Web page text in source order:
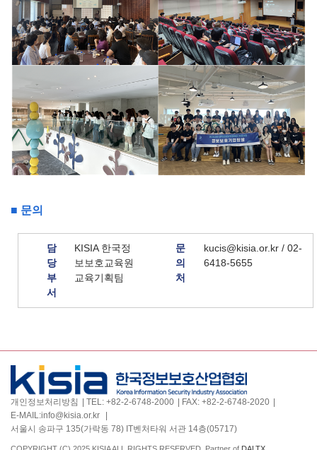
■ 문의
담
당
부
서
KISIA 한국정
보보호교육원
교육기획팀
문
의
처
kucis@kisia.or.kr / 02-
6418-5655
개인정보처리방침 TEL: +82-2-6748-2000 FAX: +82-2-6748-2020
E-MAIL:info@kisia.or.kr
서울시 송파구 135(가락동 78) IT벤처타워 서관 14층(05717)